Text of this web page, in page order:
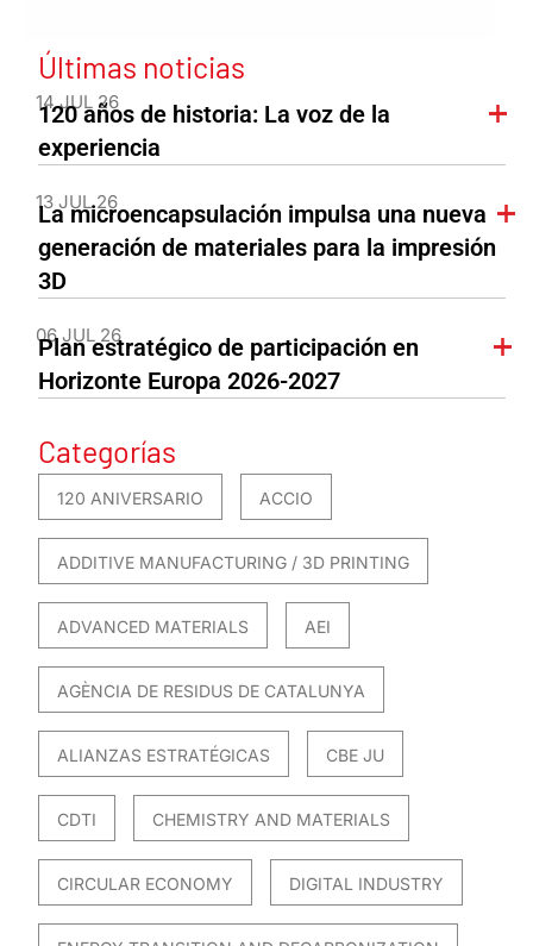
Últimas noticias
14 JUL 26
120 años de historia: La voz de la
experiencia
13 JUL 26
La microencapsulación impulsa una nueva
generación de materiales para la impresión
3D
06 JUL 26
Plan estratégico de participación en
Horizonte Europa 2026-2027
Categorías
120 ANIVERSARIO ACCIO
ADDITIVE MANUFACTURING / 3D PRINTING
ADVANCED MATERIALS AEI
AGÈNCIA DE RESIDUS DE CATALUNYA
ALIANZAS ESTRATÉGICAS CBE JU
CDTI CHEMISTRY AND MATERIALS
CIRCULAR ECONOMY DIGITAL INDUSTRY